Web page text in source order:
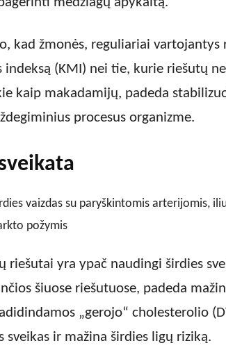
kad žmonės, reguliariai vartojantys
indeksą (KMI) nei tie, kurie riešutų
kaip makadamijų, padeda
procesus organizme.
riešutai yra ypač naudingi širdies
šiuose riešutuose, padeda
„gerojo“ cholesterolio
sveikas ir mažina širdies ligų riziką.